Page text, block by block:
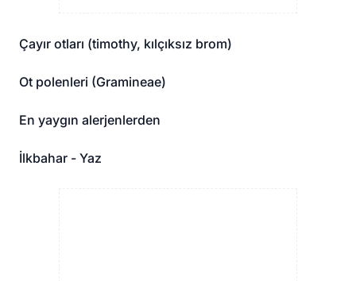
Çayır otları (timothy, kılçıksız brom)
Ot polenleri (Gramineae)
En yaygın alerjenlerden
İlkbahar - Yaz